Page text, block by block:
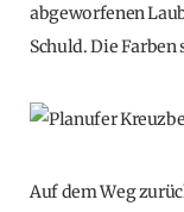
abgeworfenen
Schuld. Die Farben
Auf dem Weg